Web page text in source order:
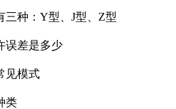
三种：Y型、J型、Z型
误差是多少
见模式
类